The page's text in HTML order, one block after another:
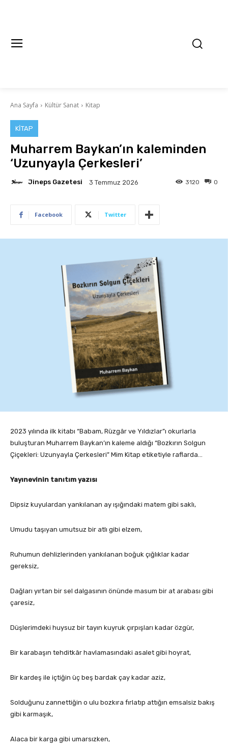
Ana Sayfa Kültür Sanat Kitap
KITAP
Muharrem Baykan’ın kaleminden
‘Uzunyayla Çerkesleri’
Jineps Gazetesi 3 Temmuz 2026 0
3120
Facebook Twitter
2023 yılında ilk kitabı “Babam, Rüzgâr ve Yıldızlar”ı okurlarla
buluşturan Muharrem Baykan’ın kaleme aldığı “Bozkırın Solgun
Çiçekleri: Uzunyayla Çerkesleri” Mim Kitap etiketiyle raflarda…
Yayınevinin tanıtım yazısı
Dipsiz kuyulardan yankılanan ay ışığındaki matem gibi saklı,
Umudu taşıyan umutsuz bir atlı gibi elzem,
Ruhumun dehlizlerinden yankılanan boğuk çığlıklar kadar
gereksiz,
Dağları yırtan bir sel dalgasının önünde masum bir at arabası gibi
çaresiz,
Düşlerimdeki huysuz bir tayın kuyruk çırpışları kadar özgür,
Bir karabaşın tehditkâr havlamasındaki asalet gibi hoyrat,
Bir kardeş ile içtiğin üç beş bardak çay kadar aziz,
Solduğunu zannettiğin o ulu bozkıra fırlatıp attığın emsalsiz bakış
gibi karmaşık,
Alaca bir karga gibi umarsızken,